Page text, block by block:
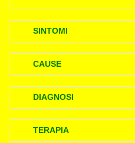
SINTOMI
I disturbi (sintomi)
bocca si sviluppano
giorni dopo il
incubazione) e
includere:
CAUSE
La malattia mani-
molto
appartenenti al
DIAGNOSI
L’accertamento
TERAPIA